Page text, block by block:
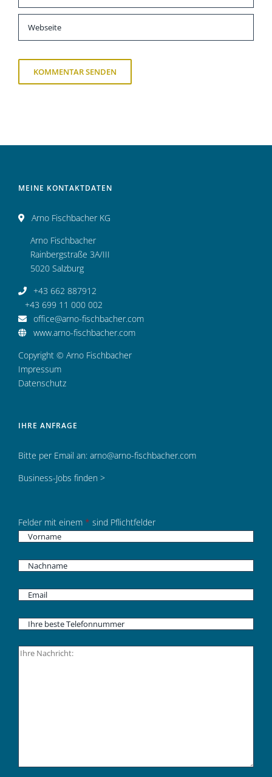
MEINE KONTAKTDATEN
Arno Fischbacher KG
Arno Fischbacher
Rainbergstraße 3A/III
5020 Salzburg
+43 662 887912
+43 699 11 000 002
office@arno-fischbacher.com
www.arno-fischbacher.com
Copyright © Arno Fischbacher
Impressum
Datenschutz
IHRE ANFRAGE
Bitte per Email an: arno@arno-fischbacher.com
Business-Jobs finden >
Felder mit einem * sind Pflichtfelder